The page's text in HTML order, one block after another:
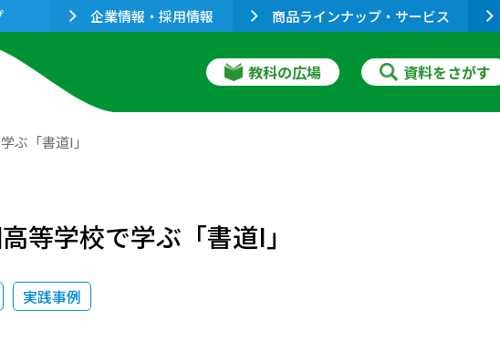
企業情報・採用情報 商品ラインナップ・サービス
教科の広場 資料をさがす
ぶ「書道I」
学校で学ぶ「書道I」
実践事例